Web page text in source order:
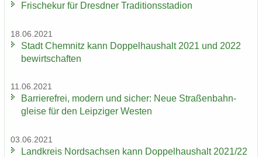
Fri­sche­kur für Dresd­ner Tra­di­ti­ons­sta­di­on
18.06.2021
Stadt Chem­nitz kann Dop­pel­haus­halt 2021 und 2022
be­wirt­schaf­ten
11.06.2021
Bar­rie­re­frei, mo­dern und si­cher: Neue Stra­ßen­bahn­
glei­se für den Leip­zi­ger Wes­ten
03.06.2021
Land­kreis Nord­sach­sen kann Dop­pel­haus­halt 2021/22